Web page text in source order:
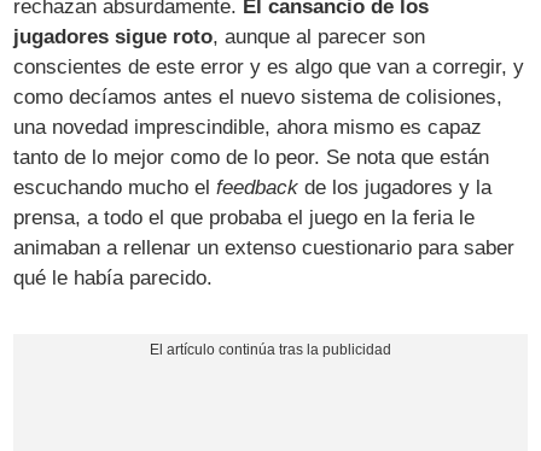
rechazan absurdamente. El cansancio de los
jugadores sigue roto, aunque al parecer son
conscientes de este error y es algo que van a corregir, y
como decíamos antes el nuevo sistema de colisiones,
una novedad imprescindible, ahora mismo es capaz
tanto de lo mejor como de lo peor. Se nota que están
escuchando mucho elfeedback de los jugadores y la
prensa, a todo el que probaba el juego en la feria le
animaban a rellenar un extenso cuestionario para saber
qué le había parecido.